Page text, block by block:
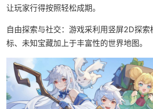
让玩家行得按照轻松成期。
自由探索与社交：游戏采利用竖屏2D探索
标、未知宝藏加上于丰富性的世界地图。